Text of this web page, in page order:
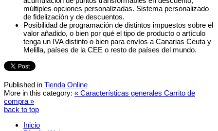
múltiples opciones personalizadas. Sistema personalizado
de fidelización y de descuentos.
Posibilidad de programación de distintos impuestos sobre el
valor añadido, o bien por qué el tipo de producto o artículo
tenga un IVA distinto o bien para envíos a Canarias Ceuta y
Melilla, países de la CEE o resto de países del mundo.
Published in Tienda Online
More in this category: « Características generales Carrito de
compra »
back to top
Inicio